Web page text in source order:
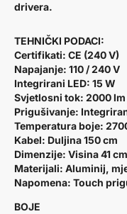
drivera.
TEHNIČKI PODACI:
Certifikati: CE (240 V)
Napajanje: 110 / 240 V
Integrirani LED: 15 W
Svjetlosni tok: 2000 lm
Prigušivanje:
Temperatura boje:
Kabel: Duljina 150 cm
Dimenzije: Visina 41
Materijali: Aluminij,
Napomena: Touch
BOJE